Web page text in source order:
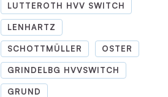
LUTTEROTH HVV SWITCH
LENHARTZ
SCHOTTMÜLLER OSTER
GRINDELBG HVVSWITCH
GRUND